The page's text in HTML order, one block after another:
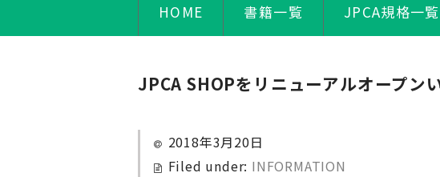
HOME 書籍一覧 JPCA規格一覧
JPCA SHOPをリニューアルオープン
2018年3月20日
Filed under: INFORMATION